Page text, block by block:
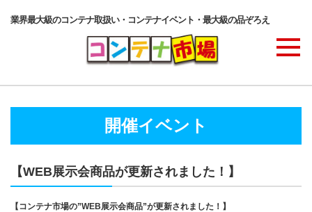
業界最大級のコンテナ取扱い・コンテナイベント・最大級の品ぞろえ
コンテナ・サービス
開催イベント
【WEB展示会商品が更新されました！】
【コンテナ市場の”WEB展示会商品”が更新されました！】